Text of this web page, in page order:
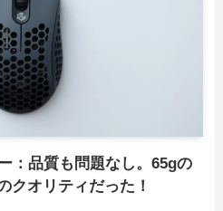
：品質も問題なし。65gの
クオリティだった！